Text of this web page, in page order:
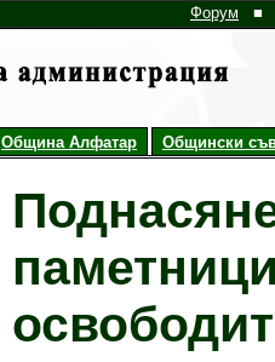
Форум ■
Община Алфатар Общински